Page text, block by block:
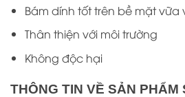
Bám dính tốt trên bề mặt vữa
Thân thiện với môi trường
Không độc hại
THÔNG TIN VỀ SẢN PHẨM